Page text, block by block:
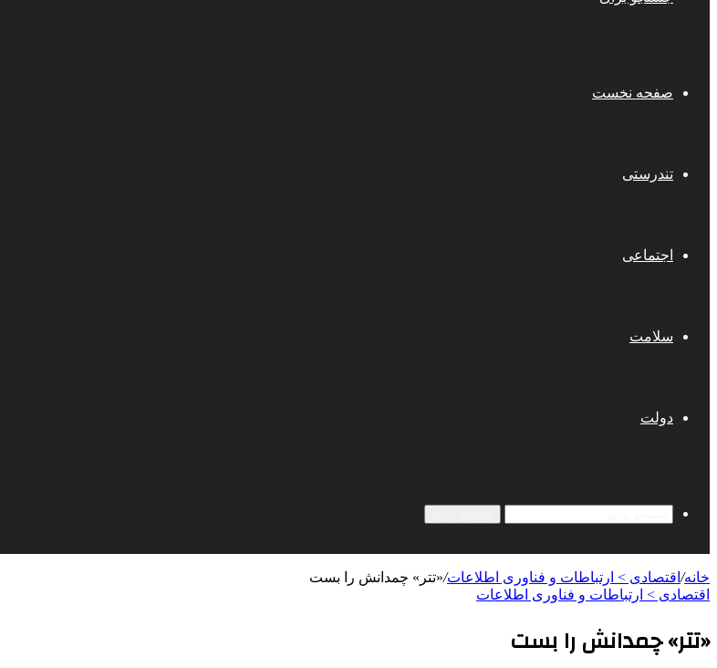
صفحه نخست
تندرستی
اجتماعی
سلامت
دولت
خانه/ اقتصادی > ارتباطات و فناوری اطلاعات/«تتر» چمدانش را بست
اقتصادی > ارتباطات و فناوری اطلاعات
«تتر» چمدانش را بست